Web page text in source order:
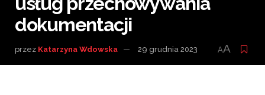
dokumentacji
przez Katarzyna Wdowska 29 grudnia 2023 AA